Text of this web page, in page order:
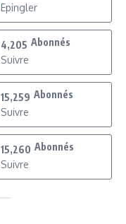
Epingler
4,205 Abonnés
Suivre
15,259 Abonnés
Suivre
15,260 Abonnés
Suivre